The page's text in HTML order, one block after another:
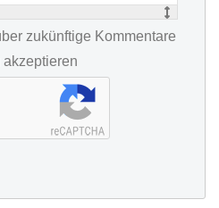
zukünftige Kommentare